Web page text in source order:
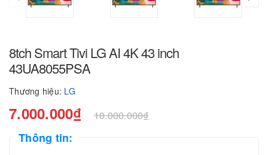
8tch Smart Tivi LG AI 4K 43 inch
43UA8055PSA
Thương hiệu: LG
7.000.000₫ 10.000.000₫
Thông tin: